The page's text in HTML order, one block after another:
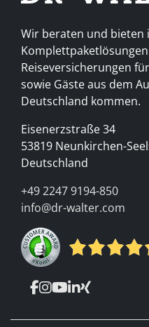
Wir beraten und bieten
Reiseversicherungen
sowie Gäste aus dem
Deutschland kommen.
Eisenerzstraße 34
53819 Neunkirchen-
Deutschland
+49 2247 9194-850
info@dr-walter.com